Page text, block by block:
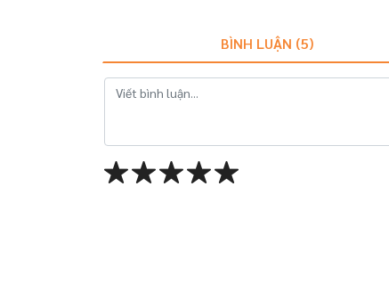
BÌNH LUẬN (5)